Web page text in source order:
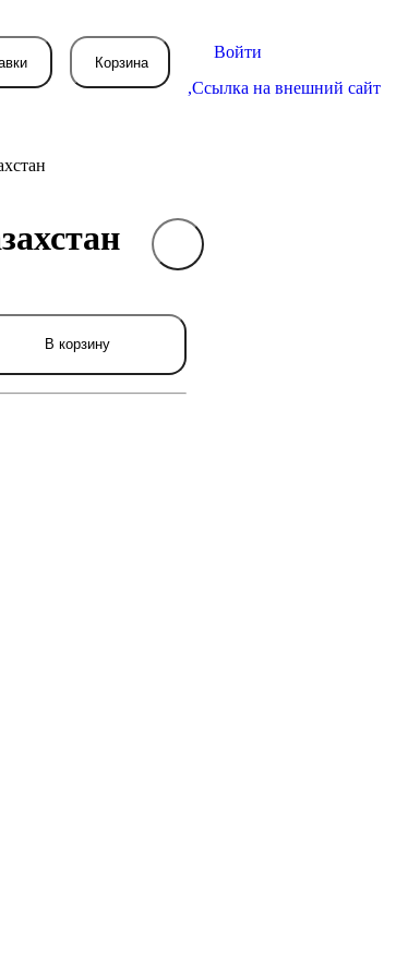
Корзина
Войти
,Ссылка на внешний сайт
В корзину
корзине
которые вы закажете.